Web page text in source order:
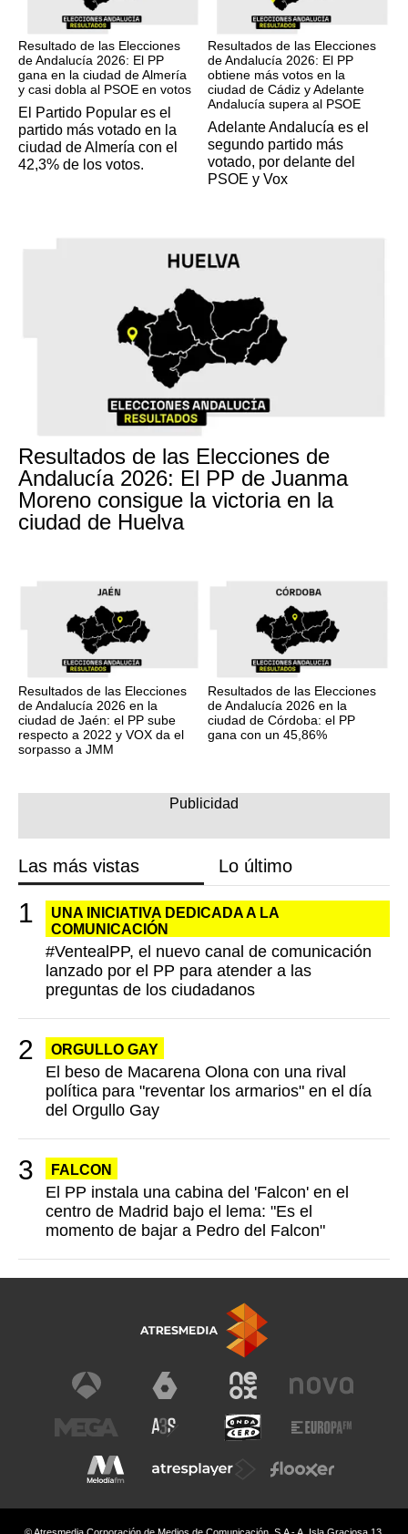
Resultado de las Elecciones
de Andalucía 2026: El PP
gana en la ciudad de Almería
y casi dobla al PSOE en votos
El Partido Popular es el
partido más votado en la
ciudad de Almería con el
42,3% de los votos.
Resultados de las Elecciones
de Andalucía 2026: El PP
obtiene más votos en la
ciudad de Cádiz y Adelante
Andalucía supera al PSOE
Adelante Andalucía es el
segundo partido más
votado, por delante del
PSOE y Vox
Resultados de las Elecciones de
Andalucía 2026: El PP de Juanma
Moreno consigue la victoria en la
ciudad de Huelva
Resultados de las Elecciones
de Andalucía 2026 en la
ciudad de Jaén: el PP sube
respecto a 2022 y VOX da el
sorpasso a JMM
Resultados de las Elecciones
de Andalucía 2026 en la
ciudad de Córdoba: el PP
gana con un 45,86%
Las más vistas Lo último
UNA INICIATIVA DEDICADA A LA
COMUNICACIÓN
#VentealPP, el nuevo canal de comunicación
lanzado por el PP para atender a las
preguntas de los ciudadanos
ORGULLO GAY
El beso de Macarena Olona con una rival
política para "reventar los armarios" en el día
del Orgullo Gay
FALCON
El PP instala una cabina del 'Falcon' en el
centro de Madrid bajo el lema: "Es el
momento de bajar a Pedro del Falcon"